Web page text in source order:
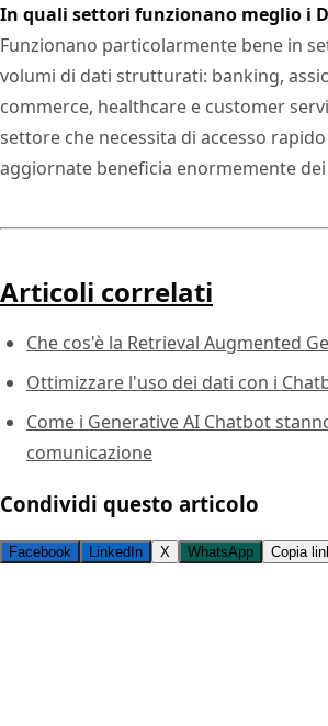
In quali settori funzionano meglio i
Funzionano particolarmente bene in
volumi di dati strutturati: banking,
commerce, healthcare e customer
settore che necessita di accesso
aggiornate beneficia enormemente
Articoli correlati
Che cos'è la Retrieval Augmented
Ottimizzare l'uso dei dati con i
Come i Generative AI Chatbot
comunicazione
Condividi questo articolo
Facebook LinkedIn X WhatsApp Copia